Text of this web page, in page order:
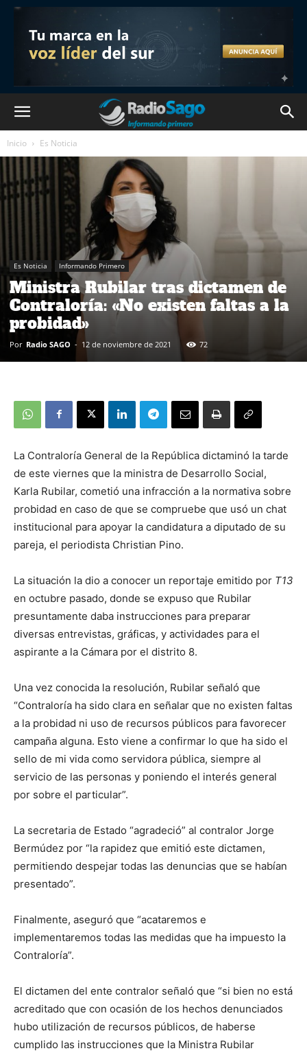
Inicio Es Noticia
Es Noticia Informando Primero
Ministra Rubilar tras dictamen de
Contraloría: «No existen faltas a la
probidad»
Por Radio SAGO - 12 de noviembre de 2021 72
La Contraloría General de la República dictaminó la tarde
de este viernes que la ministra de Desarrollo Social,
Karla Rubilar, cometió una infracción a la normativa sobre
probidad en caso de que se compruebe que usó un chat
institucional para apoyar la candidatura a diputado de su
pareja, el periodista Christian Pino.
La situación la dio a conocer un reportaje emitido por T13
en octubre pasado, donde se expuso que Rubilar
presuntamente daba instrucciones para preparar
diversas entrevistas, gráficas, y actividades para el
aspirante a la Cámara por el distrito 8.
Una vez conocida la resolución, Rubilar señaló que
“Contraloría ha sido clara en señalar que no existen faltas
a la probidad ni uso de recursos públicos para favorecer
campaña alguna. Esto viene a confirmar lo que ha sido el
sello de mi vida como servidora pública, siempre al
servicio de las personas y poniendo el interés general
por sobre el particular”.
La secretaria de Estado “agradeció” al contralor Jorge
Bermúdez por “la rapidez que emitió este dictamen,
permitiendo despejar todas las denuncias que se habían
presentado”.
Finalmente, aseguró que “acataremos e
implementaremos todas las medidas que ha impuesto la
Contraloría”.
El dictamen del ente contralor señaló que “si bien no está
acreditado que con ocasión de los hechos denunciados
hubo utilización de recursos públicos, de haberse
cumplido las instrucciones que la Ministra Rubilar